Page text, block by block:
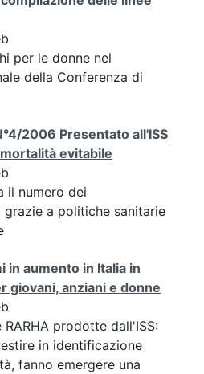
per le donne nel
della Conferenza di
2006 Presentato all'ISS
evitabile
il numero dei
a politiche sanitarie
in aumento in Italia in
giovani, anziani e donne
prodotte dall'ISS:
in identificazione
fanno emergere una